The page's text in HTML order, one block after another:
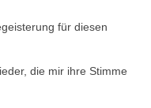
für diesen
die mir ihre Stimme